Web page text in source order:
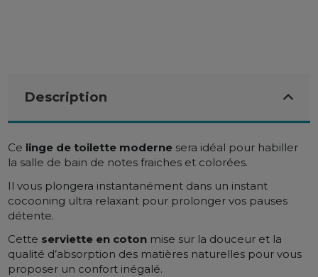
Description
Ce linge de toilette moderne sera idéal pour habiller
la salle de bain de notes fraiches et colorées.
Il vous plongera instantanément dans un instant
cocooning ultra relaxant pour prolonger vos pauses
détente.
Cette serviette en coton mise sur la douceur et la
qualité d’absorption des matières naturelles pour vous
proposer un confort inégalé.